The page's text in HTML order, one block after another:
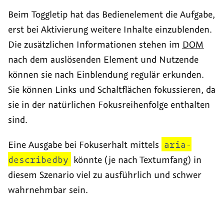
Beim Toggletip hat das Bedienelement die Aufgabe,
erst bei Aktivierung weitere Inhalte einzublenden.
Die zusätzlichen Informationen stehen im DOM
nach dem auslösenden Element und Nutzende
können sie nach Einblendung regulär erkunden.
Sie können Links und Schaltflächen fokussieren, da
sie in der natürlichen Fokusreihenfolge enthalten
sind.
Eine Ausgabe bei Fokuserhalt mittels aria-
describedby könnte (je nach Textumfang) in
diesem Szenario viel zu ausführlich und schwer
wahrnehmbar sein.